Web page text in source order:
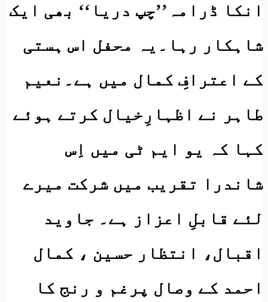
انکا ڈرامہ’’چپ دریا‘‘ بھی ایک
شاہکار رہا۔یہ محفل اس ہستی
کے اعترافِ کمال میں ہے۔نعیم
طاہر نے اظہارِخیال کرتے ہوئے
کہا کہ یو ایم ٹی میں اِس
شاندرا تقریب میں شرکت میرے
لئے قابلِ اعزاز ہے۔ جاوید
اقبال، انتظار حسین ، کمال
احمد کے وصال پرغم و رنج کا